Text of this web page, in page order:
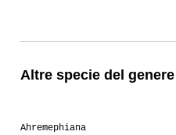
Altre specie del
Ahremephiana